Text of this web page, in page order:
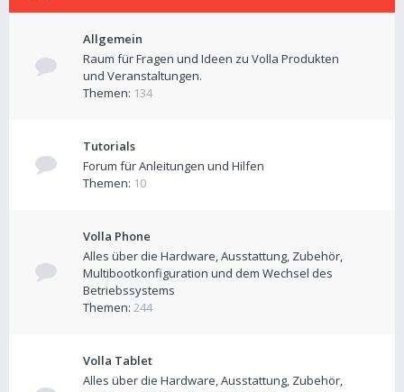
Allgemein
Raum für Fragen und Ideen zu Volla Produkten
und Veranstaltungen.
Themen: 134
Tutorials
Forum für Anleitungen und Hilfen
Themen: 10
Volla Phone
Alles über die Hardware, Ausstattung, Zubehör,
Multibootkonfiguration und dem Wechsel des
Betriebssystems
Themen: 244
Volla Tablet
Alles über die Hardware, Ausstattung, Zubehör,